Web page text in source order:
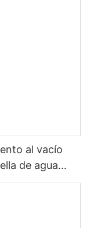
al vacío
de agua
pantalla LED